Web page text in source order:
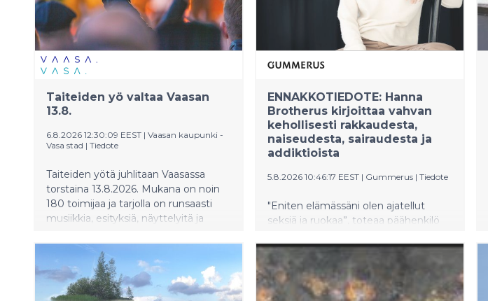
Taiteiden yö valtaa Vaasan
13.8.
6.8.2026 12:30:09 EEST | Vaasan kaupunki -
Vasa stad | Tiedote
Taiteiden yötä juhlitaan Vaasassa
torstaina 13.8.2026. Mukana on noin
180 toimijaa ja tarjolla on runsaasti
musiikkia, esityksiä, näyttelyitä ja
Uutuutena on katugalleria, jossa
esitellään paikallisten taiteilijoiden
teoksia.
ENNAKKOTIEDOTE: Hanna
Brotherus kirjoittaa vahvan
kehollisesti rakkaudesta,
naiseudesta, sairaudesta ja
addiktioista
5.8.2026 10:46:17 EEST | Gummerus | Tiedote
"Eniten elämässäni olen ajatellut
seksiä ja ruokaa”, toteaa päähenkilö
Brotheruksen 2.9. ilmestyvässä
romaanissa Paitsi rakkaus
(Gummerus). Romaani kuljettaa
lukijan Pariisin kaduilta